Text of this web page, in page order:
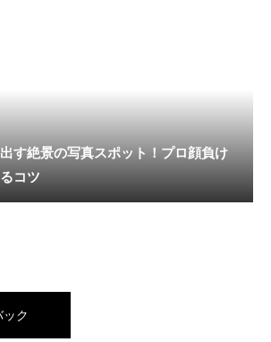
す絶景の写真スポット！プロ顔負け
コツ
ク